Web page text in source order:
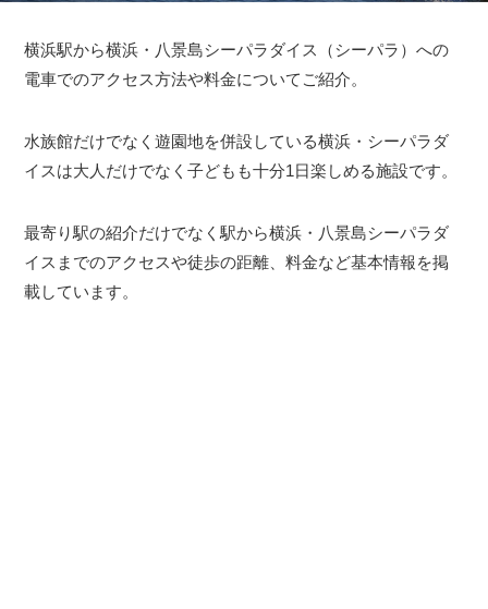
横浜駅から横浜・八景島シーパラダイス（シーパラ）への
電車でのアクセス方法や料金についてご紹介。
水族館だけでなく遊園地を併設している横浜・シーパラダ
イスは大人だけでなく子どもも十分1日楽しめる施設です。
最寄り駅の紹介だけでなく駅から横浜・八景島シーパラダ
イスまでのアクセスや徒歩の距離、料金など基本情報を掲
載しています。